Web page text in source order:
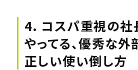
4. コスパ重視の社
やってる、優秀な外
正しい使い倒し方